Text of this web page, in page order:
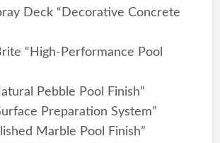
Deck “Decorative Concrete
“High-Performance Pool
Pebble Pool Finish”
Preparation System”
Marble Pool Finish”